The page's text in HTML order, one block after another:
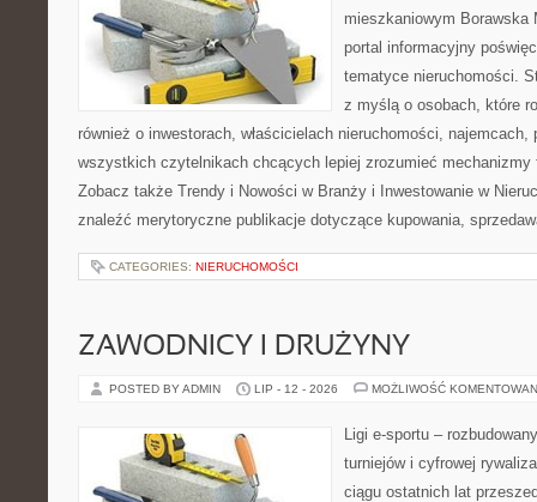
mieszkaniowym Borawska
portal informacyjny
tematyce nieruchomości.
z myślą o osobach, które
również o inwestorach, właścicielach nieruchomości, najemcach,
wszystkich czytelnikach chcących lepiej zrozumieć mechanizmy
Zobacz także Trendy i Nowości w Branży i Inwestowanie w
znaleźć merytoryczne publikacje dotyczące kupowania,
CATEGORIES: NIERUCHOMOŚCI
ZAWODNICY I DRUŻYNY
POSTED BY ADMIN LIP - 12 - 2026 MOŻLIWOŚĆ
Ligi e-sportu –
turniejów i cyfrowej
ciągu ostatnich lat